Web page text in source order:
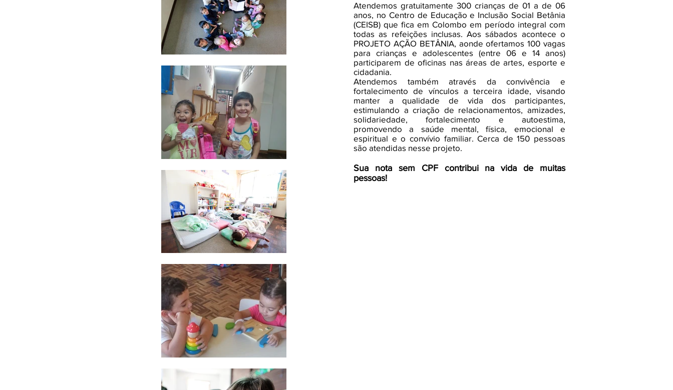
Atendemos gratuitamente 300 crianças de 01 a de 06
anos, no Centro de Educação e Inclusão Social Betânia
(CEISB) que fica em Colombo em período integral com
todas as refeições inclusas. Aos sábados acontece o
PROJETO AÇÃO BETÂNIA, aonde ofertamos 100 vagas
para crianças e adolescentes (entre 06 e 14 anos)
participarem de oficinas nas áreas de artes, esporte e
cidadania.
Atendemos também através da convivência e
fortalecimento de vínculos a terceira idade, visando
manter a qualidade de vida dos participantes,
estimulando a criação de relacionamentos, amizades,
solidariedade, fortalecimento e autoestima,
promovendo a saúde mental, física, emocional e
espiritual e o convívio familiar. Cerca de 150 pessoas
são atendidas nesse projeto.
Sua nota sem CPF contribui na vida de muitas
pessoas!